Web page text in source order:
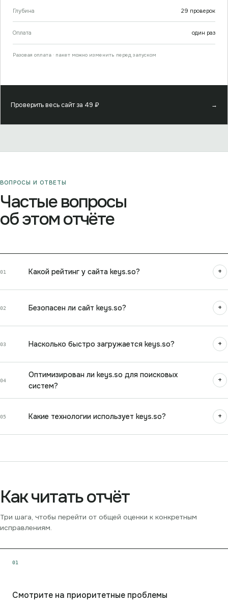
Глубина 29 проверок
Оплата один раз
Разовая оплата · пакет можно изменить перед запуском
Проверить весь сайт за 49 ₽ →
ВОПРОСЫ И ОТВЕТЫ
Частые вопросы
об этом отчёте
01 Какой рейтинг у сайта keys.so? +
02 Безопасен ли сайт keys.so? +
03 Насколько быстро загружается keys.so? +
04
Оптимизирован ли keys.so для поисковых
систем?
+
05 Какие технологии использует keys.so? +
Как читать отчёт
Три шага, чтобы перейти от общей оценки к конкретным
исправлениям.
01
Смотрите на приоритетные проблемы